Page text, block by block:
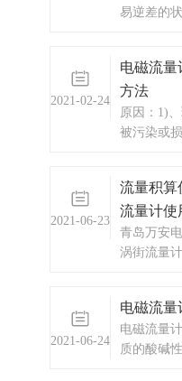
欢迎来电
易逆差的
国31个省
为438.71
我国进口
2021-02-24
电磁流量
方法
原因：1)
被污染或
下阀门有
颗粒7)、
9)、工艺
2021-06-23
流量积算
流量计使
青岛万安
涡街流量
2021-06-24
电磁流量
电磁流量
质的酸碱